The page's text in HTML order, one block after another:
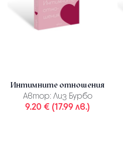
Интимните отношения
Автор: Лиз Бурбо
9.20 € (17.99 лв.)